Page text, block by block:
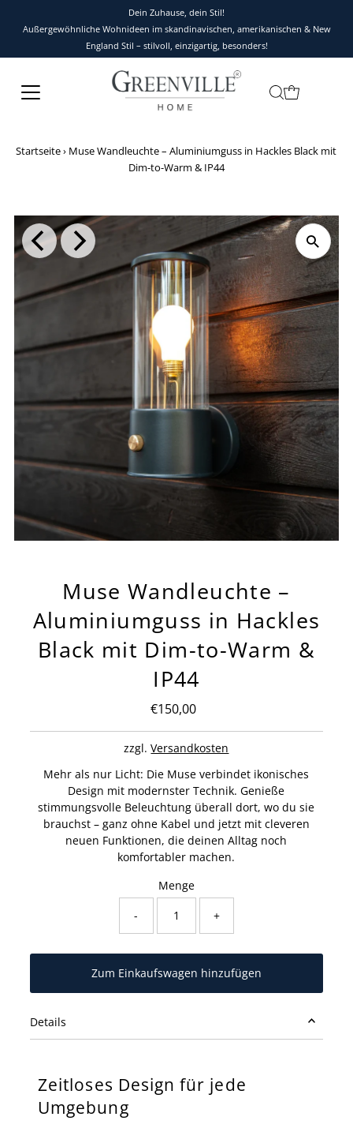
Dein Zuhause, dein Stil!
Außergewöhnliche Wohnideen im skandinavischen, amerikanischen & New
England Stil – stilvoll, einzigartig, besonders!
Startseite› Muse Wandleuchte – Aluminiumguss in Hackles Black mit
Dim-to-Warm & IP44
Muse Wandleuchte –
Aluminiumguss in Hackles
Black mit Dim-to-Warm &
IP44
Regulärer
€150,00
zzgl.Versandkosten
Mehr als nur Licht: Die Muse verbindet ikonisches
Design mit modernster Technik. Genieße
stimmungsvolle Beleuchtung überall dort, wo du sie
brauchst – ganz ohne Kabel und jetzt mit cleveren
neuen Funktionen, die deinen Alltag noch
komfortabler machen.
Menge
-
+
Details
Zeitloses Design für jede
Umgebung